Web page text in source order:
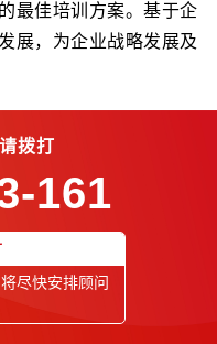
最佳培训方案。基于企
展，为企业战略发展及
拨打
161
尽快安排顾问